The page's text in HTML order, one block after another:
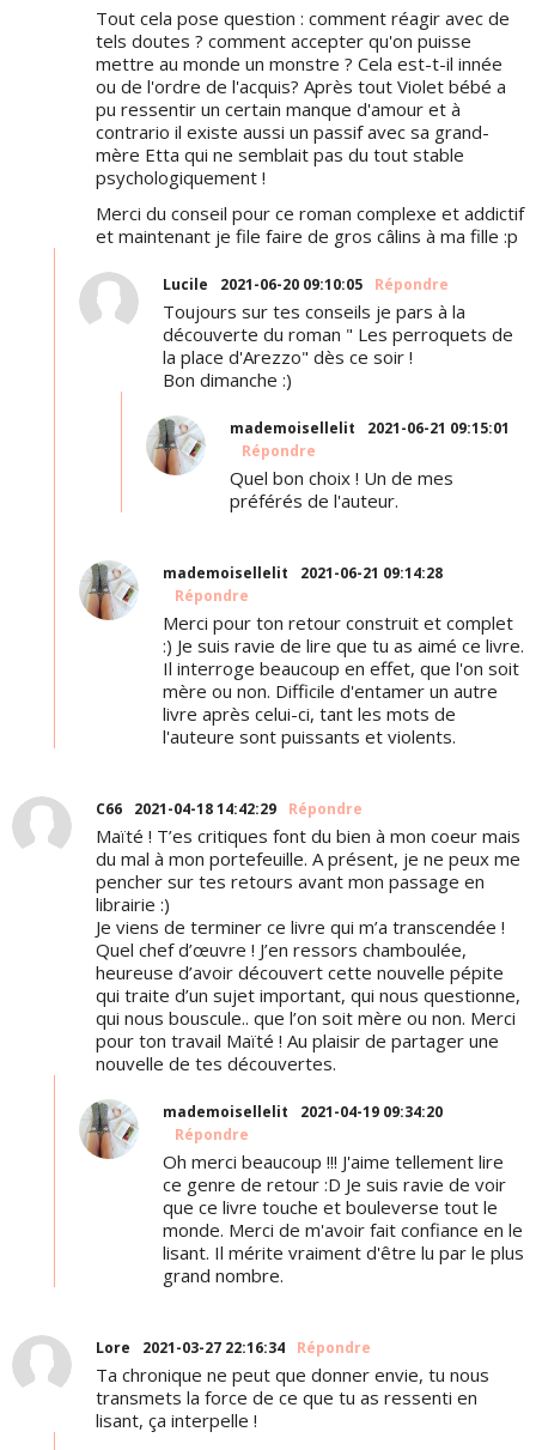
Tout cela pose question : comment réagir avec de
tels doutes ? comment accepter qu'on puisse
mettre au monde un monstre ? Cela est-t-il innée
ou de l'ordre de l'acquis? Après tout Violet bébé a
pu ressentir un certain manque d'amour et à
contrario il existe aussi un passif avec sa grand-
mère Etta qui ne semblait pas du tout stable
psychologiquement !
Merci du conseil pour ce roman complexe et addictif
et maintenant je file faire de gros câlins à ma fille :p
Lucile 2021-06-20 09:10:05 Répondre
Toujours sur tes conseils je pars à la
découverte du roman " Les perroquets de
la place d'Arezzo" dès ce soir !
Bon dimanche :)
mademoisellelit
2021-06-21 09:15:01
Répondre
Quel bon choix ! Un de mes
préférés de l'auteur.
mademoisellelit
2021-06-21 09:14:28
Répondre
Merci pour ton retour construit et complet
:) Je suis ravie de lire que tu as aimé ce livre.
Il interroge beaucoup en effet, que l'on soit
mère ou non. Difficile d'entamer un autre
livre après celui-ci, tant les mots de
l'auteure sont puissants et violents.
C66 2021-04-18 14:42:29 Répondre
Maïté ! T’es critiques font du bien à mon coeur mais
du mal à mon portefeuille. A présent, je ne peux me
pencher sur tes retours avant mon passage en
librairie :)
Je viens de terminer ce livre qui m’a transcendée !
Quel chef d’œuvre ! J’en ressors chamboulée,
heureuse d’avoir découvert cette nouvelle pépite
qui traite d’un sujet important, qui nous questionne,
qui nous bouscule.. que l’on soit mère ou non. Merci
pour ton travail Maïté ! Au plaisir de partager une
nouvelle de tes découvertes.
mademoisellelit
2021-04-19 09:34:20
Répondre
Oh merci beaucoup !!! J'aime tellement lire
ce genre de retour :D Je suis ravie de voir
que ce livre touche et bouleverse tout le
monde. Merci de m'avoir fait confiance en le
lisant. Il mérite vraiment d'être lu par le plus
grand nombre.
Lore 2021-03-27 22:16:34 Répondre
Ta chronique ne peut que donner envie, tu nous
transmets la force de ce que tu as ressenti en
lisant, ça interpelle !